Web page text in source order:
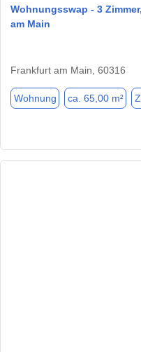
Wohnungsswap - 3
am Main
Frankfurt am Main, 60316
Wohnung ca. 65,00 m²